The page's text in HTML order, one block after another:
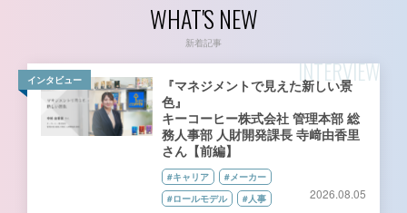
WHAT'S NEW
新着記事
インタビュー INTERVIEW
『マネジメントで見えた新しい景
色』
キーコーヒー株式会社 管理本部 総
務人事部 人財開発課長 寺﨑由香里
さん【前編】
#キャリア
#メーカー
#ロールモデル
#人事 2026.08.05